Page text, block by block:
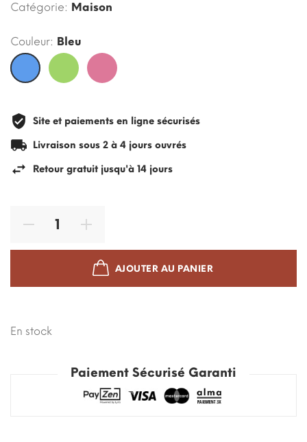
Catégorie: Maison
Couleur: Bleu
Bleu
Vert Pink
Site et paiements en ligne sécurisés
Livraison sous 2 à 4 jours ouvrés
Retour gratuit jusqu'à 14 jours
AJOUTER AU PANIER
En stock
Paiement Sécurisé Garanti